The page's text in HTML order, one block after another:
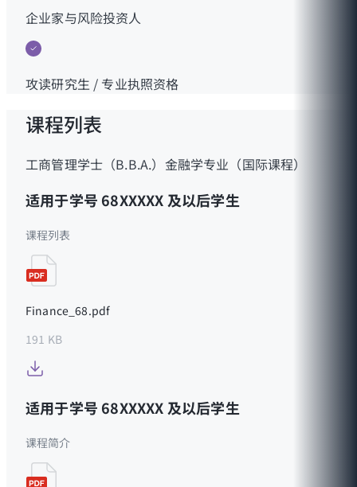
企业家与风险投资人
攻读研究生 / 专业执照资格
课程列表
工商管理学士（B.B.A.）金融学专业（国际课程）
适用于学号 68XXXXX 及以后学生
课程列表
Finance_68.pdf
191 KB
适用于学号 68XXXXX 及以后学生
课程简介